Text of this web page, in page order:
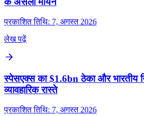
प्रकाशित तिथि: 7, अगस्त 2026
लेख पढ़ें
स्पेसएक्स का $1.6bn ठेका और भारतीय
व्यावहारिक रास्ते
प्रकाशित तिथि: 7, अगस्त 2026